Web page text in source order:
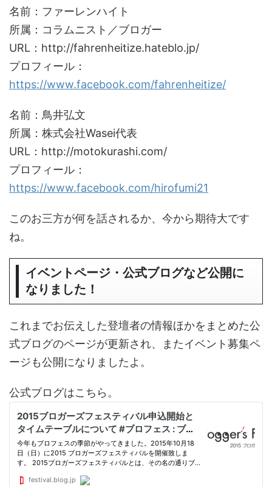
名前：ファーレンハイト
所属：コラムニスト／ブロガー
URL：http://fahrenheitize.hateblo.jp/
プロフィール：
https://www.facebook.com/fahrenheitize/
名前：鳥井弘文
所属：株式会社Wasei代表
URL：http://motokurashi.com/
プロフィール：
https://www.facebook.com/hirofumi21
このお三方が何を話されるか、今から期待大です
ね。
イベントページ・公式ブログなど公開に
なりました！
これまでお伝えした登壇者の情報ほかをまとめた公
式ブログのページが更新され、またイベント募集ペ
ージも公開になりましたよ。
公式ブログはこちら。